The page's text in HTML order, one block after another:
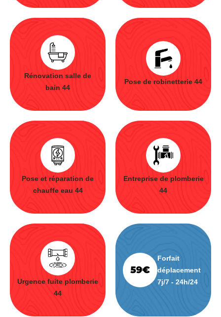
Rénovation salle de
bain 44
Pose de robinetterie 44
Pose et réparation de
chauffe eau 44
Entreprise de plomberie
44
Urgence fuite plomberie
44
Forfait
déplacement
7j/7 - 24h/24